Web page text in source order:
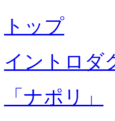
トップ
イントロダ
「ナポリ」